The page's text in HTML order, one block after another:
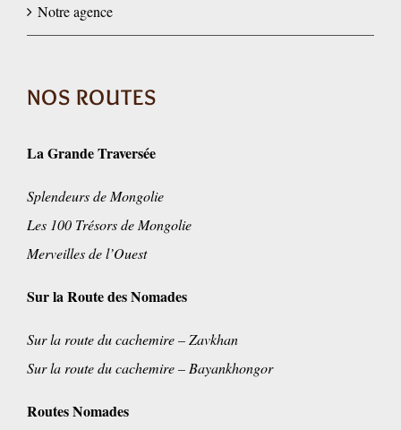
Notre agence
NOS ROUTES
La Grande Traversée
Splendeurs de Mongolie
Les 100 Trésors de Mongolie
Merveilles de l’Ouest
Sur la Route des Nomades
Sur la route du cachemire – Zavkhan
Sur la route du cachemire – Bayankhongor
Routes Nomades